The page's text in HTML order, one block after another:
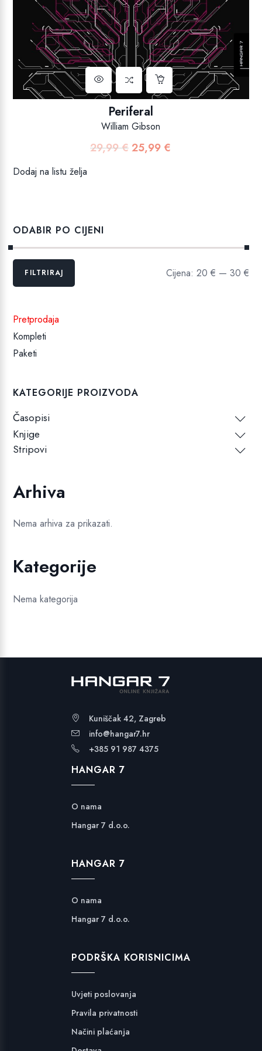
Periferal
William Gibson
29,99€ Izvorna
25,99 €
Dodaj na listu želja
ODABIR PO CIJENI
Min
MaksFILTRIRAJ Cijena: 20 € — 30 €
Pretprodaja
Kompleti
Paketi
KATEGORIJE PROIZVODA
Časopisi
Knjige
Stripovi
Arhiva
Nema arhiva za prikazati.
Kategorije
Nema kategorija
Kuniščak 42, Zagreb
info@hangar7.hr
+385 91 987 4375
HANGAR 7
O nama
Hangar 7 d.o.o.
HANGAR 7
O nama
Hangar 7 d.o.o.
PODRŠKA KORISNICIMA
Uvjeti poslovanja
Pravila privatnosti
Načini plaćanja